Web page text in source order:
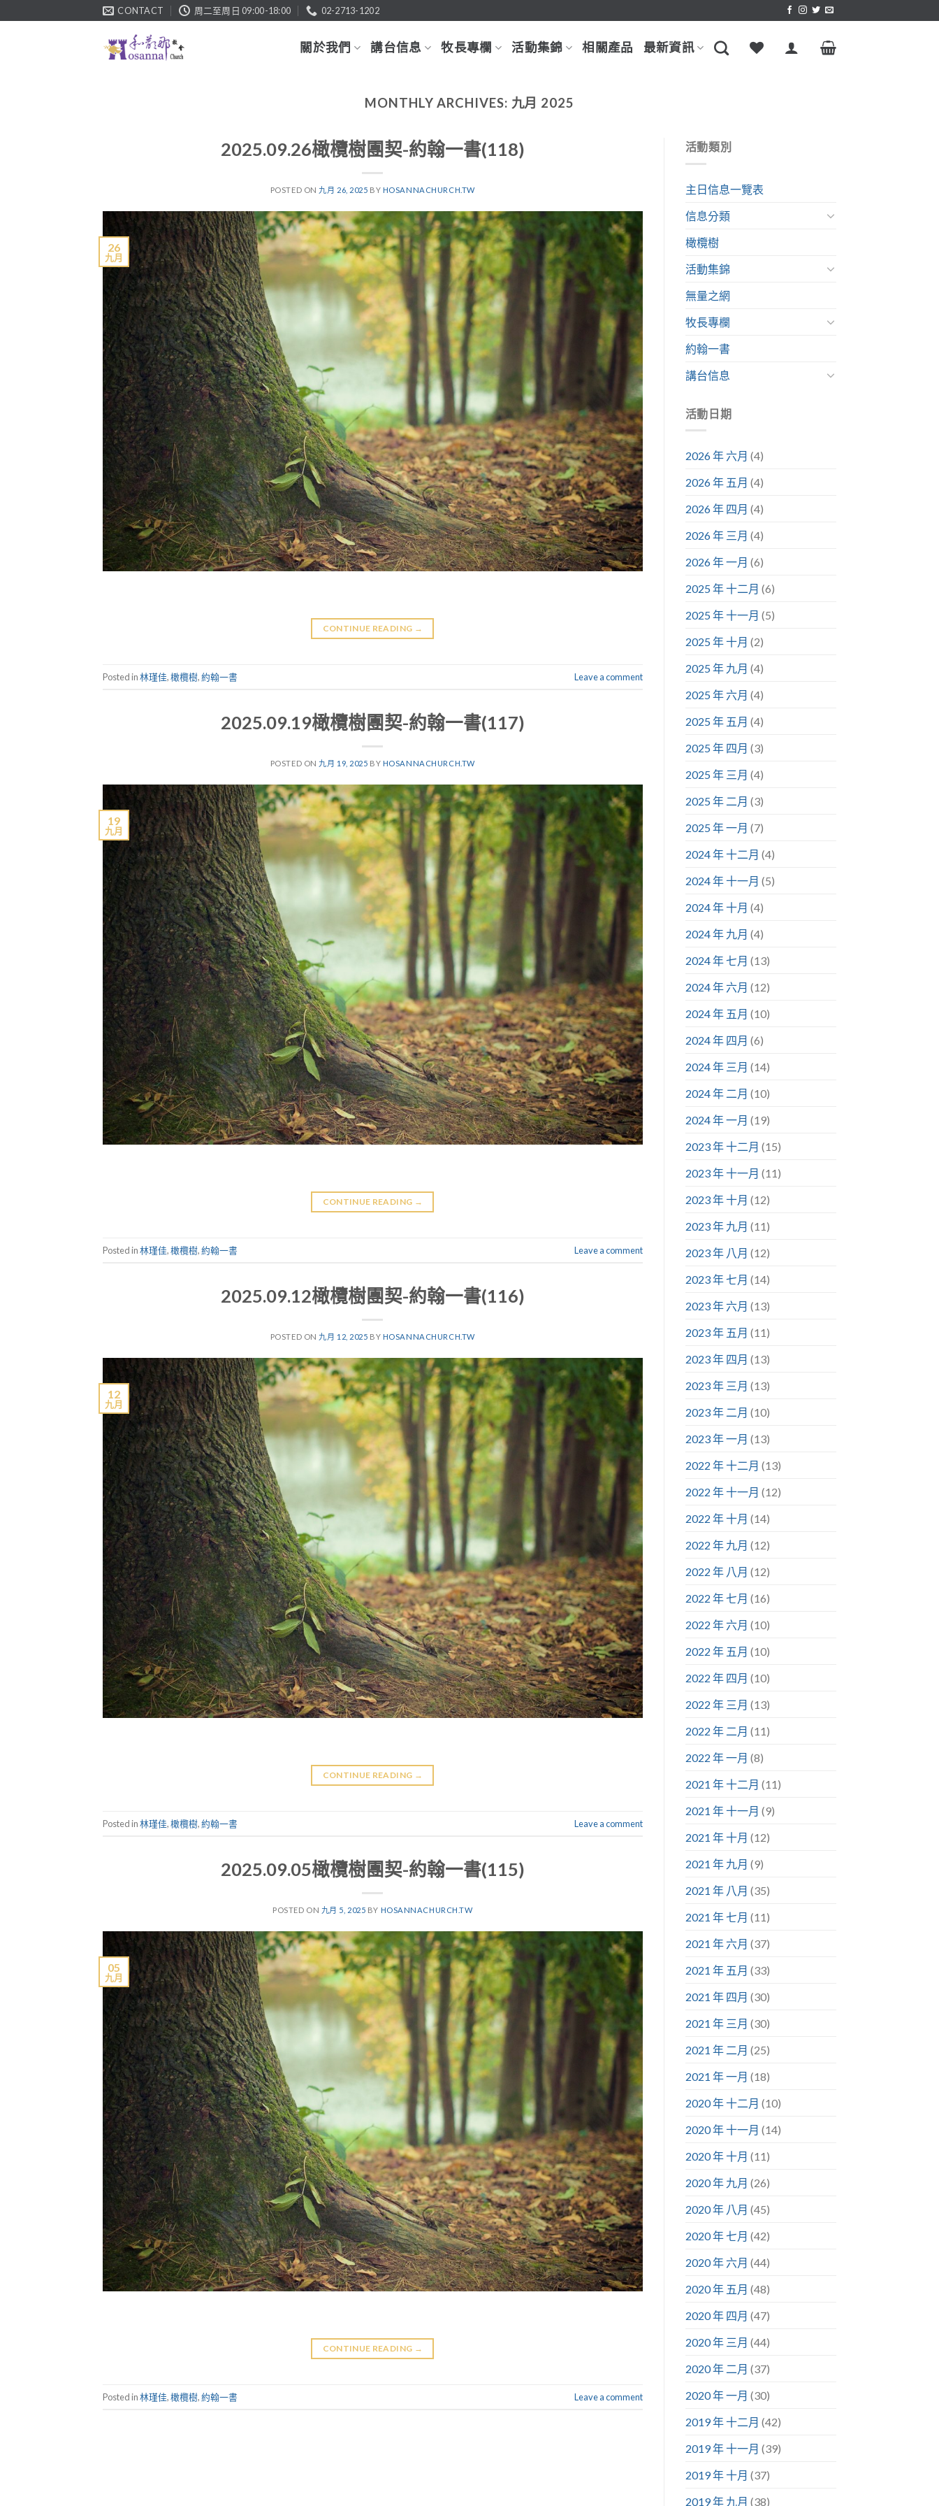
CONTACT 周二至周日 09:00-18:00 02-2713-1202
關於我們 講台信息 牧長專欄 活動集錦 相關產品 最新資訊
MONTHLY ARCHIVES: 九月 2025
2025.09.26橄欖樹團契-約翰一書(118)
POSTED ON 九月 26, 2025 BY HOSANNACHURCH.TW
26
九月
CONTINUE READING →
Posted in林瑾佳,橄欖樹,約翰一書 Leave a comment
2025.09.19橄欖樹團契-約翰一書(117)
POSTED ON 九月 19, 2025 BY HOSANNACHURCH.TW
19
九月
CONTINUE READING →
Posted in林瑾佳,橄欖樹,約翰一書 Leave a comment
2025.09.12橄欖樹團契-約翰一書(116)
POSTED ON 九月 12, 2025 BY HOSANNACHURCH.TW
12
九月
CONTINUE READING →
Posted in林瑾佳,橄欖樹,約翰一書 Leave a comment
2025.09.05橄欖樹團契-約翰一書(115)
POSTED ON 九月 5, 2025 BY HOSANNACHURCH.TW
05
九月
CONTINUE READING →
Posted in林瑾佳,橄欖樹,約翰一書 Leave a comment
活動類別
主日信息一覽表
信息分類
橄欖樹
活動集錦
無量之網
牧長專欄
約翰一書
講台信息
活動日期
2026 年 六月 (4)
2026 年 五月 (4)
2026 年 四月 (4)
2026 年 三月 (4)
2026 年 一月 (6)
2025 年 十二月 (6)
2025 年 十一月 (5)
2025 年 十月 (2)
2025 年 九月 (4)
2025 年 六月 (4)
2025 年 五月 (4)
2025 年 四月 (3)
2025 年 三月 (4)
2025 年 二月 (3)
2025 年 一月 (7)
2024 年 十二月 (4)
2024 年 十一月 (5)
2024 年 十月 (4)
2024 年 九月 (4)
2024 年 七月 (13)
2024 年 六月 (12)
2024 年 五月 (10)
2024 年 四月 (6)
2024 年 三月 (14)
2024 年 二月 (10)
2024 年 一月 (19)
2023 年 十二月 (15)
2023 年 十一月 (11)
2023 年 十月 (12)
2023 年 九月 (11)
2023 年 八月 (12)
2023 年 七月 (14)
2023 年 六月 (13)
2023 年 五月 (11)
2023 年 四月 (13)
2023 年 三月 (13)
2023 年 二月 (10)
2023 年 一月 (13)
2022 年 十二月 (13)
2022 年 十一月 (12)
2022 年 十月 (14)
2022 年 九月 (12)
2022 年 八月 (12)
2022 年 七月 (16)
2022 年 六月 (10)
2022 年 五月 (10)
2022 年 四月 (10)
2022 年 三月 (13)
2022 年 二月 (11)
2022 年 一月 (8)
2021 年 十二月 (11)
2021 年 十一月 (9)
2021 年 十月 (12)
2021 年 九月 (9)
2021 年 八月 (35)
2021 年 七月 (11)
2021 年 六月 (37)
2021 年 五月 (33)
2021 年 四月 (30)
2021 年 三月 (30)
2021 年 二月 (25)
2021 年 一月 (18)
2020 年 十二月 (10)
2020 年 十一月 (14)
2020 年 十月 (11)
2020 年 九月 (26)
2020 年 八月 (45)
2020 年 七月 (42)
2020 年 六月 (44)
2020 年 五月 (48)
2020 年 四月 (47)
2020 年 三月 (44)
2020 年 二月 (37)
2020 年 一月 (30)
2019 年 十二月 (42)
2019 年 十一月 (39)
2019 年 十月 (37)
2019 年 九月 (38)